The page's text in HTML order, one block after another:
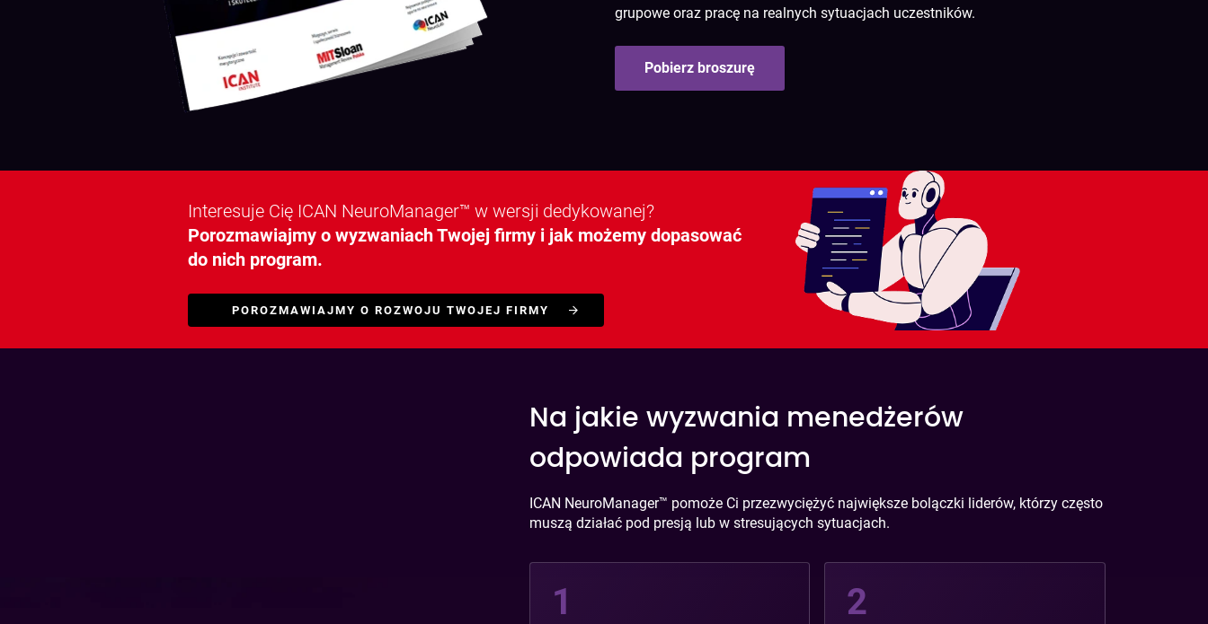
grupowe oraz pracę na realnych sytuacjach uczestników.
Pobierz broszurę
Interesuje Cię ICAN NeuroManager™ w wersji dedykowanej?
Porozmawiajmy o wyzwaniach Twojej firmy i jak możemy dopasować
do nich program.
POROZMAWIAJMY O ROZWOJU TWOJEJ FIRMY
Na jakie wyzwania menedżerów
odpowiada program
ICAN NeuroManager™ pomoże Ci przezwyciężyć największe bolączki liderów, którzy często
muszą działać pod presją lub w stresujących sytuacjach.
1 2